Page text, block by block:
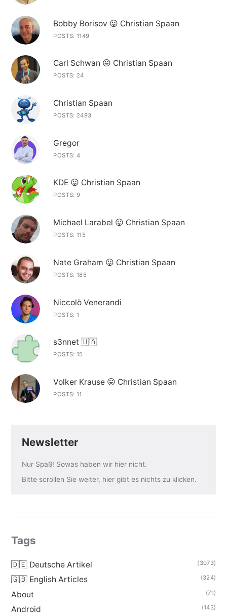
Bobby Borisov 😛 Christian Spaan
POSTS: 1149
Carl Schwan 😛 Christian Spaan
POSTS: 24
Christian Spaan
POSTS: 2493
Gregor
POSTS: 4
KDE 😛 Christian Spaan
POSTS: 9
Michael Larabel 😛 Christian Spaan
POSTS: 115
Nate Graham 😛 Christian Spaan
POSTS: 185
Niccolò Venerandi
POSTS: 1
s3nnet 🇺🇦
POSTS: 15
Volker Krause 😛 Christian Spaan
POSTS: 11
Newsletter
Nur Spaß! Sowas haben wir hier nicht.
Bitte scrollen Sie weiter, hier gibt es nichts zu klicken.
Tags
🇩🇪 Deutsche Artikel (3073)
🇬🇧 English Articles (324)
About (71)
Android (143)